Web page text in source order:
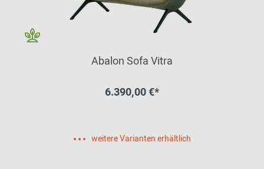
Abalon Sofa Vitra
6.390,00 €*
weitere Varianten erhältlich